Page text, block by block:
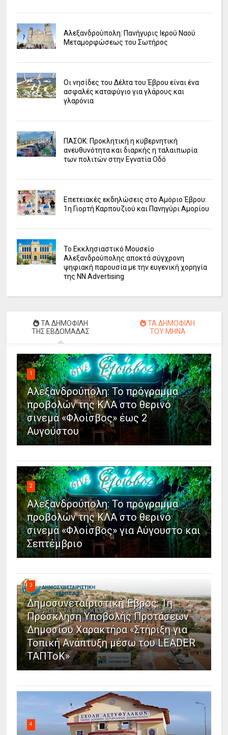
Αλεξανδρούπολη: Πανήγυρις Ιερού Ναού
Μεταμορφώσεως του Σωτήρος
Οι νησίδες του Δέλτα του Έβρου είναι ένα
ασφαλές καταφύγιο για γλάρους και
γλαρόνια
ΠΑΣΟΚ: Προκλητική η κυβερνητική
ανευθυνότητα και διαρκής η ταλαιπωρία
των πολιτών στην Εγνατία Οδό
Επετειακές εκδηλώσεις στο Αμόριο Έβρου:
1η Γιορτή Καρπουζιού και Πανηγύρι Αμορίου
Το Εκκλησιαστικό Μουσείο
Αλεξανδρούπολης αποκτά σύγχρονη
ψηφιακή παρουσία με την ευγενική χορηγία
της NN Advertising
ΤΑ ΔΗΜΟΦΙΛΗ
ΤΗΣ ΕΒΔΟΜΑΔΑΣ
ΤΑ ΔΗΜΟΦΙΛΗ
ΤΟΥ ΜΗΝΑ
1
Αλεξανδρούπολη: Το πρόγραμμα
προβολών της ΚΛΑ στο θερινό
σινεμά «Φλοίσβος» έως 2
Αυγούστου
2
Αλεξανδρούπολη: Το πρόγραμμα
προβολών της ΚΛΑ στο θερινό
σινεμά «Φλοίσβος» για Αύγουστο και
Σεπτέμβριο
3
Δημοσυνεταιριστική Έβρος: 1η
Πρόσκληση Υποβολής Προτάσεων
Δημοσίου Χαρακτήρα «Στήριξη για
Τοπική Ανάπτυξη μέσω του LEADER
ΤΑΠΤοΚ»
4